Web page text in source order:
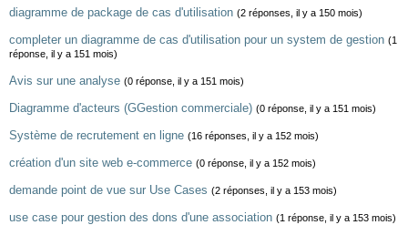
diagramme de package de cas d'utilisation (2 réponses, il y a 150 mois)
completer un diagramme de cas d'utilisation pour un system de gestion (1
réponse, il y a 151 mois)
Avis sur une analyse (0 réponse, il y a 151 mois)
Diagramme d'acteurs (GGestion commerciale) (0 réponse, il y a 151 mois)
Système de recrutement en ligne (16 réponses, il y a 152 mois)
création d'un site web e-commerce (0 réponse, il y a 152 mois)
demande point de vue sur Use Cases (2 réponses, il y a 153 mois)
use case pour gestion des dons d'une association (1 réponse, il y a 153 mois)